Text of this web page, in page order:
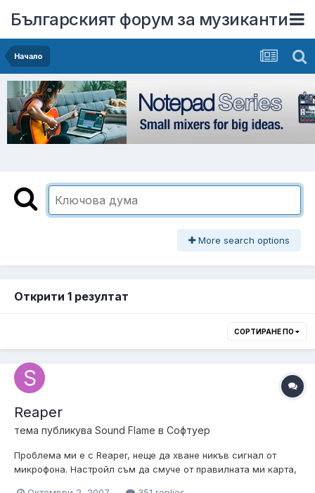
Българският форум за музиканти
Начало
More search options
Открити 1 резултат
СОРТИРАНЕ ПО
Reaper
тема публикува Sound Flame в Софтуер
Проблема ми е с Reaper, неще да хване никъв сигнал от
микрофона. Настройл съм да смуче от правилната ми карта,